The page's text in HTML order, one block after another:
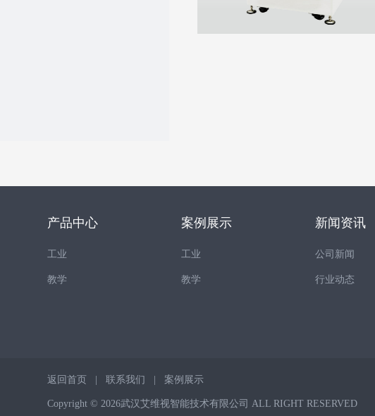
产品中心
工业
教学
案例展示
工业
教学
新闻资讯
公司新闻
行业动态
返回首页 联系我们 案例展示
Copyright © 2026武汉艾维视智能技术有限公司 ALL RIGHT RESERVED